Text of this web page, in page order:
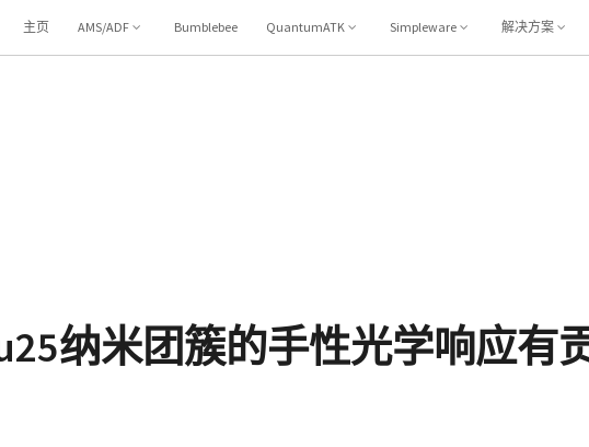
主页 AMS/ADF Bumblebee QuantumATK Simpleware 解决方案
纳米团簇的手性光学响应有